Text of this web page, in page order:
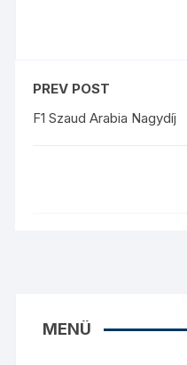
PREV POST
F1 Szaud Arabia Nagydíj
MENÜ